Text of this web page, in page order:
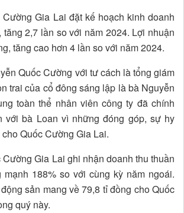
Cường Gia Lai đặt kế hoạch kinh doanh
tăng 2,7 lần so với năm 2024. Lợi nhuận
tăng cao hơn 4 lần so với năm 2024.
Quốc Cường với tư cách là tổng giám
trai của cổ đông sáng lập là bà Nguyễn
toàn thể nhân viên công ty đã chính
với bà Loan vì những đóng góp, sự hy
Quốc Cường Gia Lai.
Cường Gia Lai ghi nhận doanh thu thuần
mạnh 188% so với cùng kỳ năm ngoái.
sản mang về 79,8 tỉ đồng cho Quốc
quý này.